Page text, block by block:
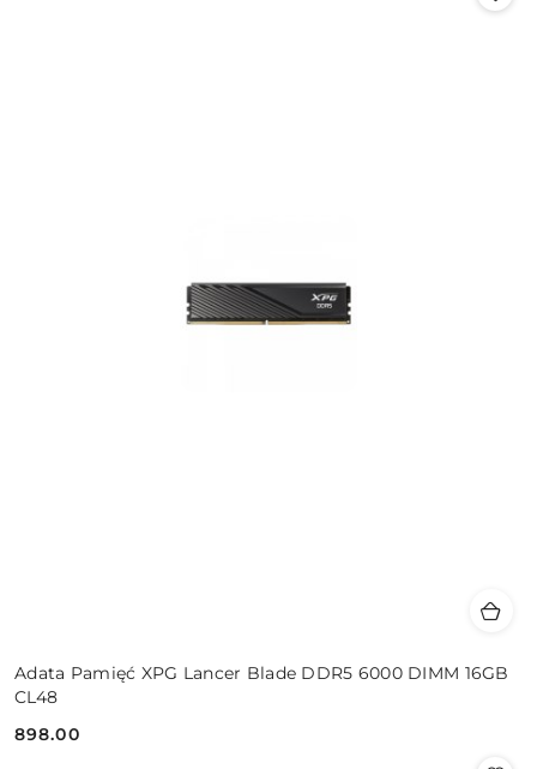
Adata Pamięć XPG Lancer Blade DDR5 6000 DIMM 16GB
CL48
Cena:
898.00